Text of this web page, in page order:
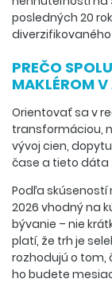
posledných 20
PREČO
MAKLÉROM
Orientovať sa v
transformáciou,
vývoj cien,
čase a tieto dáta
Podľa skúseností
2026 vhodný na
bývanie – nie
platí, že trh je
rozhodujú o tom,
ho budete